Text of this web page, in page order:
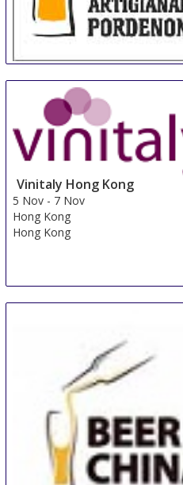
Mastro Birraio - Fiera
10 Nov
Pordenone
Vinitaly Hong Kong
5 Nov - 7 Nov
Hong Kong
Hong Kong